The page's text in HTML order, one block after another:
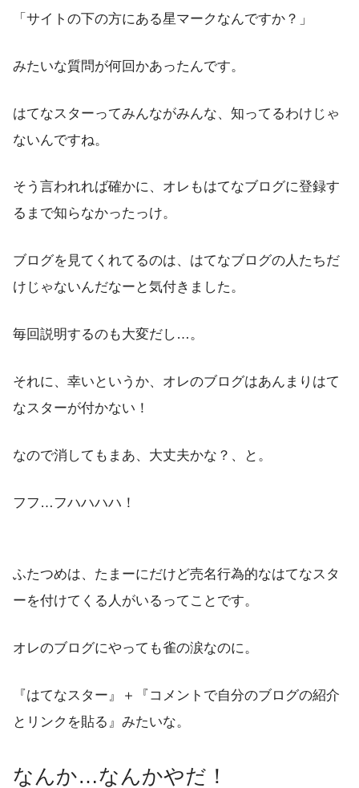
「サイトの下の方にある星マークなんですか？」
みたいな質問が何回かあったんです。
はてなスターってみんながみんな、知ってるわけじゃ
ないんですね。
そう言われれば確かに、オレもはてなブログに登録す
るまで知らなかったっけ。
ブログを見てくれてるのは、はてなブログの人たちだ
けじゃないんだなーと気付きました。
毎回説明するのも大変だし…。
それに、幸いというか、オレのブログはあんまりはて
なスターが付かない！
なので消してもまあ、大丈夫かな？、と。
フフ…フハハハハ！
ふたつめは、たまーにだけど売名行為的なはてなスタ
ーを付けてくる人がいるってことです。
オレのブログにやっても雀の涙なのに。
『はてなスター』＋『コメントで自分のブログの紹介
とリンクを貼る』みたいな。
なんか…なんかやだ！